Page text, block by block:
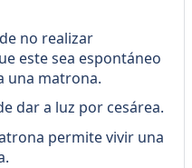
no realizar
este sea espontáneo
una matrona.
dar a luz por cesárea.
permite vivir una